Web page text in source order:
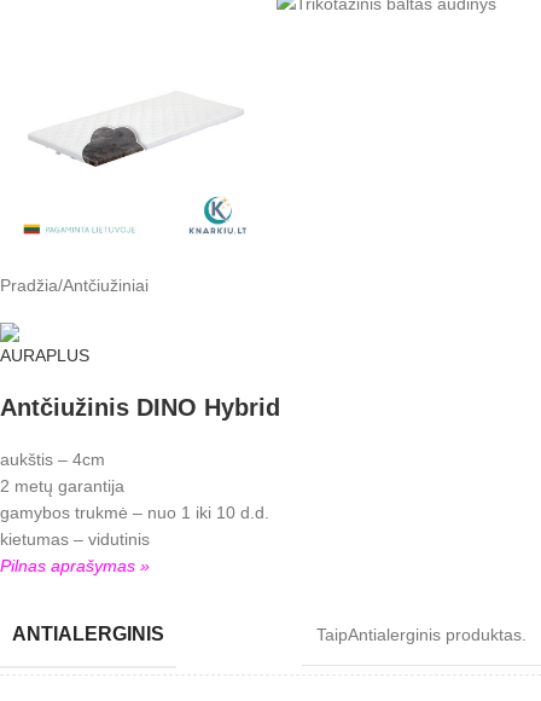
Pradžia/Antčiužiniai
Antčiužinis DINO Hybrid
aukštis – 4cm
2 metų garantija
gamybos trukmė – nuo 1 iki 10 d.d.
kietumas – vidutinis
Pilnas aprašymas »
ANTIALERGINIS TaipAntialerginis produktas.